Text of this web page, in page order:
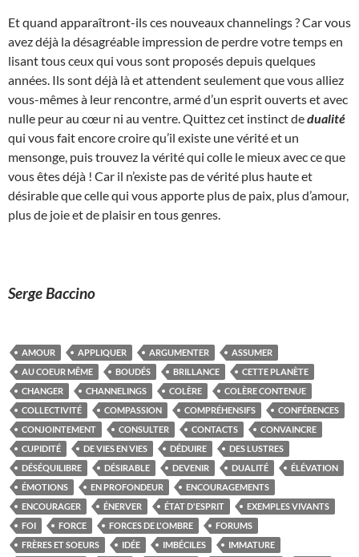
Et quand apparaîtront-ils ces nouveaux channelings ? Car vous
avez déjà la désagréable impression de perdre votre temps en
lisant tous ceux qui vous sont proposés depuis quelques
années. Ils sont déjà là et attendent seulement que vous alliez
vous-mêmes à leur rencontre, armé d’un esprit ouverts et avec
nulle peur au cœur ni au ventre. Quittez cet instinct dedualité
qui vous fait encore croire qu’il existe une vérité et un
mensonge, puis trouvez la vérité qui colle le mieux avec ce que
vous êtes déjà ! Car il n’existe pas de vérité plus haute et
désirable que celle qui vous apporte plus de paix, plus d’amour,
plus de joie et de plaisir en tous genres.
Serge Baccino
AMOUR APPLIQUER ARGUMENTER
ASSUMER
AU COEUR MÊME
BOUDÉS BRILLANCE
CETTE PLANÈTE
CHANGER
CHANNELINGS COLÈRE
COLÈRE CONTENUE
COLLECTIVITÉ
COMPASSION COMPRÉHENSIFS
CONFÉRENCES
CONJOINTEMENT
CONSULTER CONTACTS
CONVAINCRE
CUPIDITÉ
DE VIES EN VIES DÉDUIRE
DES LUSTRES
DÉSÉQUILIBRE
DÉSIRABLE DEVENIR DUALITÉ
ÉLÉVATION
ÉMOTIONS
EN PROFONDEUR
ENCOURAGEMENTS
ENCOURAGER
ÉNERVER ÉTAT D'ESPRIT
EXEMPLES VIVANTS
FOI
FORCE FORCES DE L'OMBRE
FORUMS
FRÈRES ET SOEURS
IDÉE IMBÉCILES
IMMATURE